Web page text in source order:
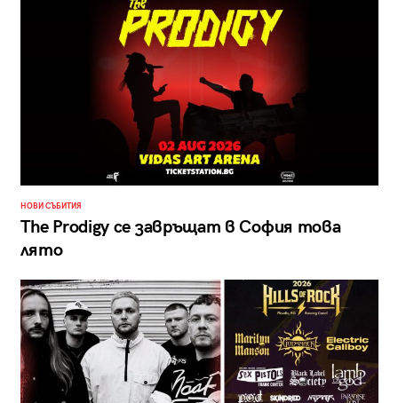
НОВИ СЪБИТИЯ
The Prodigy се завръщат в София това
лято